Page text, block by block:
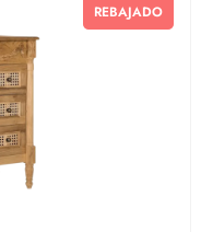
REBAJADO